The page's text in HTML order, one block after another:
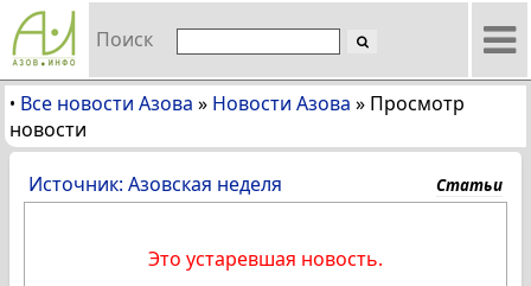
Поиск
• Все новости Азова » Новости Азова » Просмотр
новости
Источник: Азовская неделя Статьи
Это устаревшая новость.